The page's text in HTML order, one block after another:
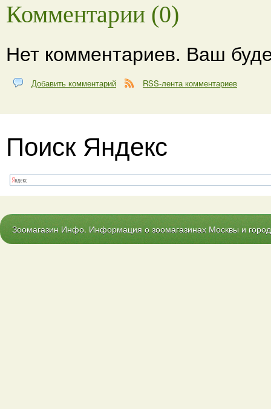
Комментарии (0)
Нет комментариев. Ваш
Добавить комментарий RSS-лента комментариев
Поиск Яндекс
Зоомагазин Инфо. Информация о зоомагазинах Москвы и